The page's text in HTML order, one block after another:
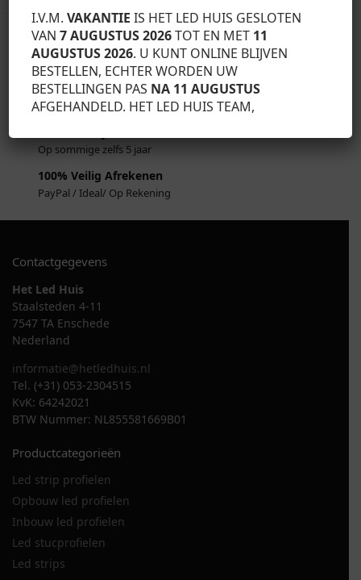
Uw B2B partner.
Voor Professionele Led Profiel Oplossingen
Gunstige Prijzen
Alle producten scherp geprijst
Op sommige zelfs 5 jaar
100% Veilig Afrekenen
PayPal / Ideal/ Op Rekening
Contactgegevens
Het Led Huis
Staalsteden 4-11
7547 TA Enschede
Nederland
informatie@hetledhuis.nl
Tel. (+31) 053-2304515
KvK: 64242021
BTW Nummer: NL855581669B01
Productcategorieën
Led strip profielen
Opbouw led profielen
Inbouw led profielen
Led stucprofielen
Led strips
I.V.M.VAKANTIE IS HET LED HUIS GESLOTEN
VAN7 AUGUSTUS 2026TOT EN MET 11
AUGUSTUS 2026. U KUNT ONLINE BLIJVEN
BESTELLEN, ECHTER WORDEN UW
BESTELLINGEN PAS NA 11 AUGUSTUS
AFGEHANDELD. HET LED HUIS TEAM,